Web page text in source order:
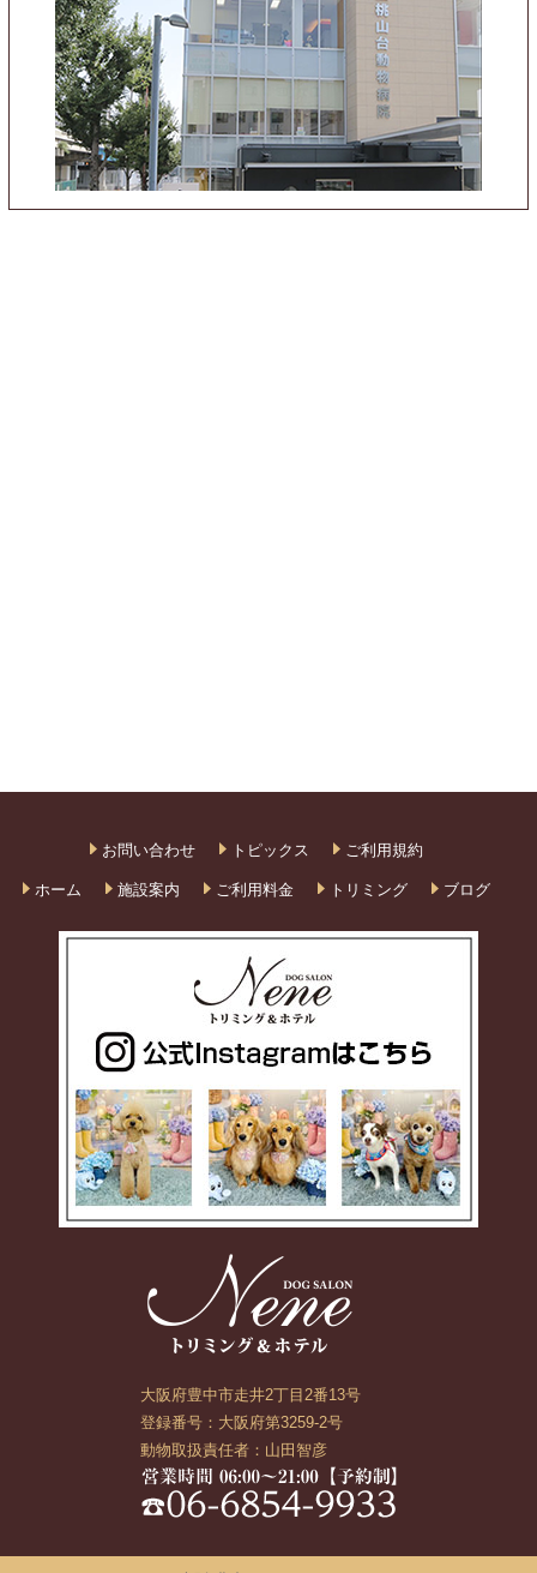
お問い合わせ トピックス ご利用規約
ホーム 施設案内 ご利用料金 トリミング ブログ
大阪府豊中市走井2丁目2番13号
登録番号：大阪府第3259-2号
動物取扱責任者：山田智彦